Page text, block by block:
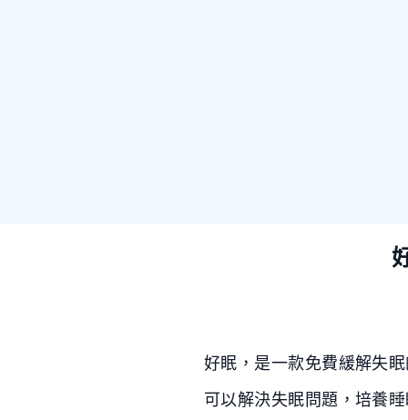
好眠，是一款免費緩解失
可以解決失眠問題，培養